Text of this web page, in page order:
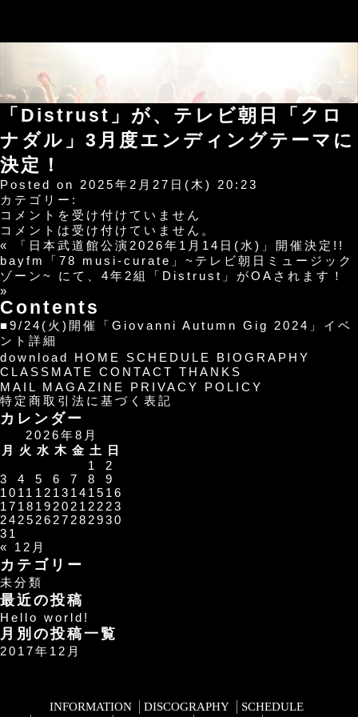
「Distrust」が、テレビ朝日「クロ
ナダル」3月度エンディングテーマに
決定！
Posted on 2025年2月27日(木) 20:23
カテゴリー:
「Distrust」
が、
テ
レ
ビ
朝
日
「ク
ロ
ナ
ダ
ル」
3
月
度
ン
ィ
ン
グ
テ
ー
マ
に
決
定！
は
コメントを受け付けていません
コメントは受け付けていません。
«
「日本武道館公演2026年1月14日(水)」開催決定!!
bayfm「78 musi-curate」~テレビ朝日ミュージック
ゾーン~ にて、4年2組「Distrust」がOAされます！
»
Contents
■9/24(火)開催「Giovanni Autumn Gig 2024」イベ
ント詳細
download
HOME SCHEDULE
BIOGRAPHY
CLASSMATE
CONTACT THANKS
MAIL MAGAZINE
PRIVACY POLICY
特定商取引法に基づく表記
カレンダー
2026年8月
月
火 水 木 金 土
日
1
2
3
4 5 6 7 8
9
10 11 12 13 14 15 16
17 18 19 20 21 22 23
24 25 26 27 28 2930
31
« 12月
カテゴリー
未分類
最近の投稿
Hello world!
月別の投稿一覧
2017年12月
INFORMATION DISCOGRAPHY
SCHEDULE